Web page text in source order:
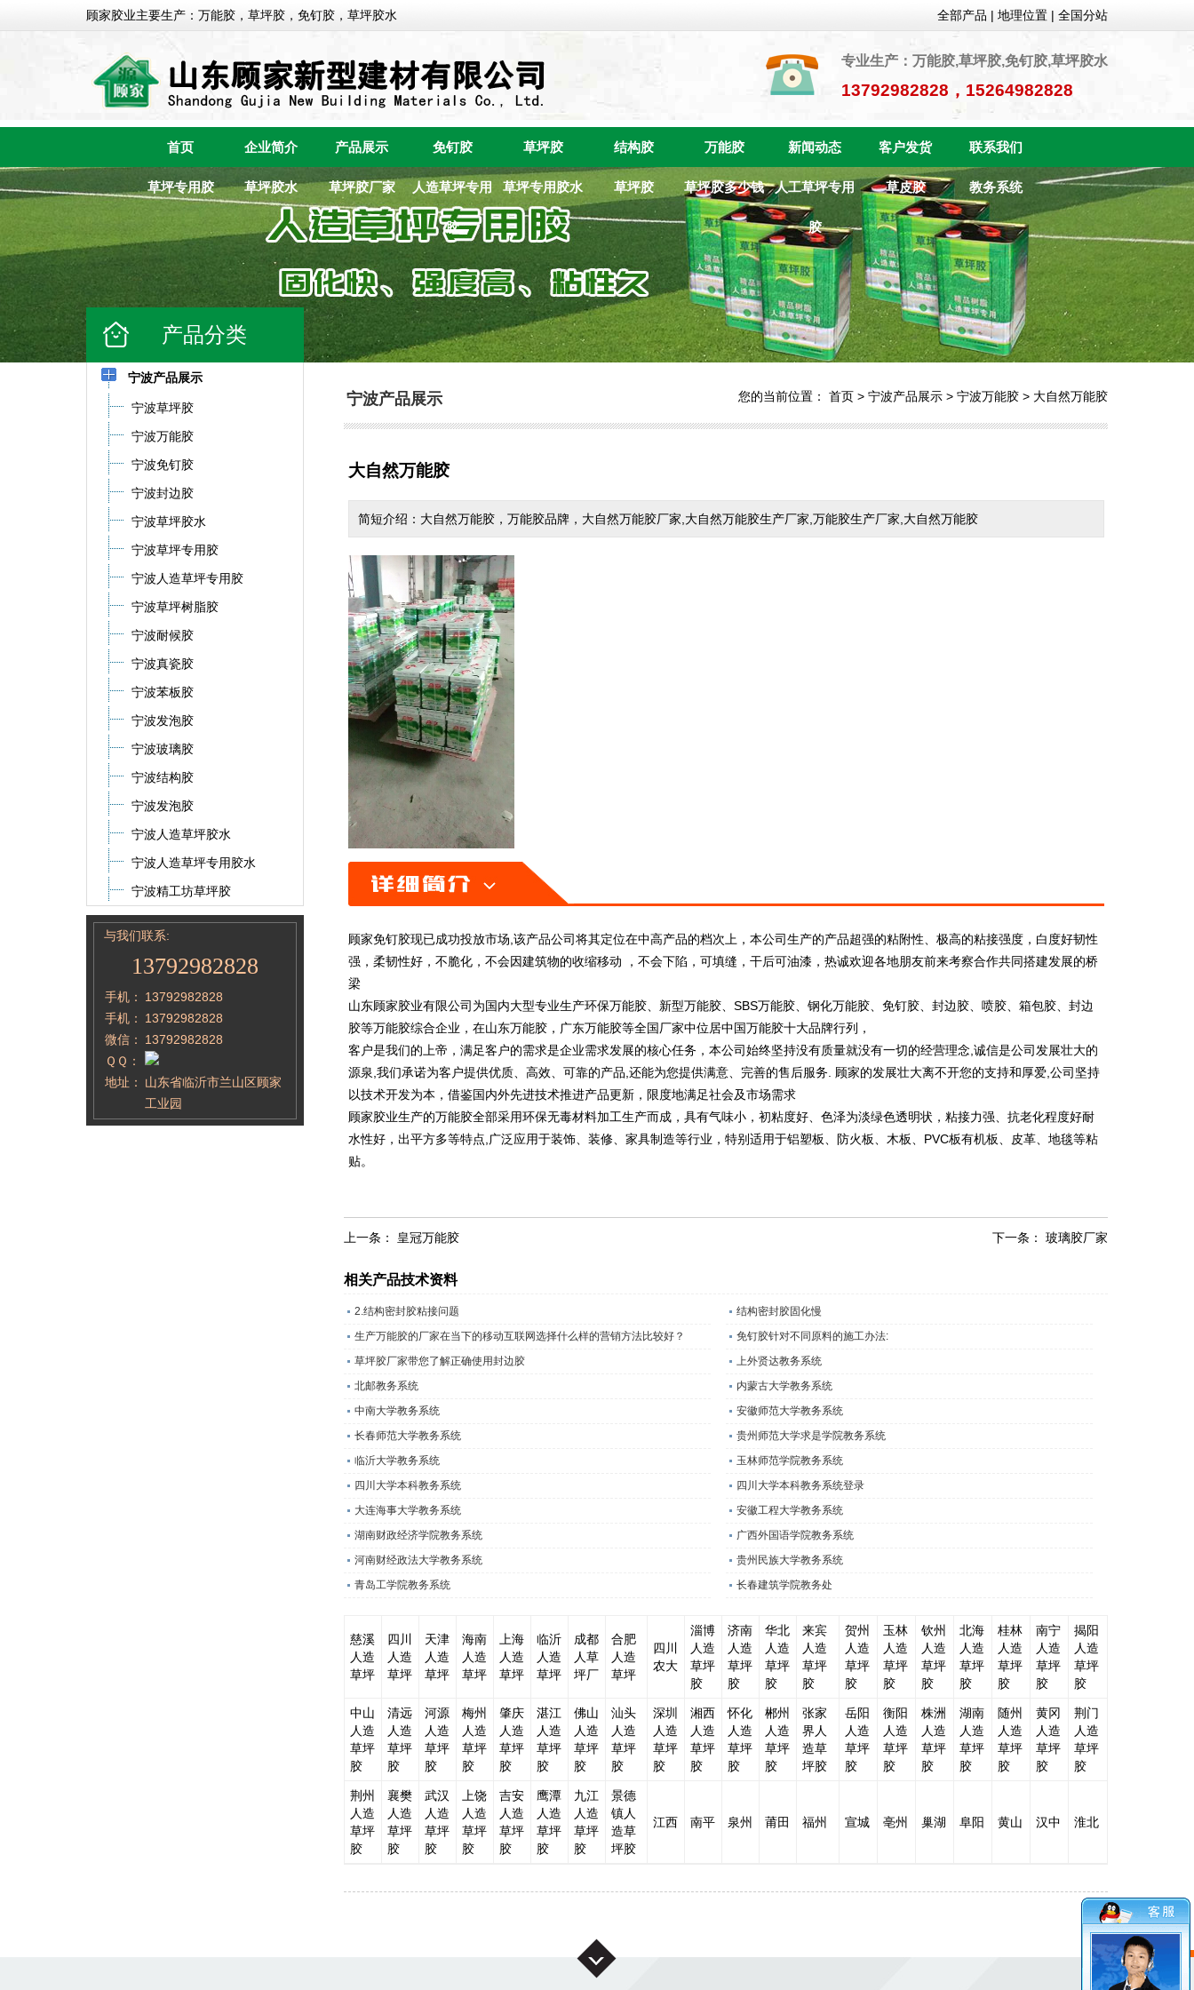
顾家胶业主要生产：万能胶，草坪胶，免钉胶，草坪胶水 全部产品 | 地理位置 | 全国分站
专业生产：万能胶,草坪胶,免钉胶,草坪胶水
13792982828，15264982828
首页 企业简介 产品展示 免钉胶 草坪胶 结构胶 万能胶 新闻动态 客户发货 联系我们
草坪专用胶 草坪胶水 草坪胶厂家 人造草坪专用
胶
草坪专用胶水 草坪胶 草坪胶多少钱 人工草坪专用
胶
草皮胶 教务系统
产品分类
宁波产品展示
宁波草坪胶
宁波万能胶
宁波免钉胶
宁波封边胶
宁波草坪胶水
宁波草坪专用胶
宁波人造草坪专用胶
宁波草坪树脂胶
宁波耐候胶
宁波真瓷胶
宁波苯板胶
宁波发泡胶
宁波玻璃胶
宁波结构胶
宁波发泡胶
宁波人造草坪胶水
宁波人造草坪专用胶水
宁波精工坊草坪胶
与我们联系:
13792982828
手机：
13792982828
手机：
13792982828
微信：
13792982828
ＱＱ：
地址：
山东省临沂市兰山区顾家
工业园
宁波产品展示 您的当前位置： 首页 > 宁波产品展示 > 宁波万能胶 > 大自然万能胶
大自然万能胶
简短介绍：大自然万能胶，万能胶品牌，大自然万能胶厂家,大自然万能胶生产厂家,万能胶生产厂家,大自然万能胶
顾家免钉胶现已成功投放市场,该产品公司将其定位在中高产品的档次上，本公司生产的产品超强的粘附性、极高的粘接强度，白度好韧性
强，柔韧性好，不脆化，不会因建筑物的收缩移动 ，不会下陷，可填缝，干后可油漆，热诚欢迎各地朋友前来考察合作共同搭建发展的桥
梁
山东顾家胶业有限公司为国内大型专业生产环保万能胶、新型万能胶、SBS万能胶、钢化万能胶、免钉胶、封边胶、喷胶、箱包胶、封边
胶等万能胶综合企业，在山东万能胶，广东万能胶等全国厂家中位居中国万能胶十大品牌行列，
客户是我们的上帝，满足客户的需求是企业需求发展的核心任务，本公司始终坚持没有质量就没有一切的经营理念,诚信是公司发展壮大的
源泉,我们承诺为客户提供优质、高效、可靠的产品,还能为您提供满意、完善的售后服务. 顾家的发展壮大离不开您的支持和厚爱,公司坚持
以技术开发为本，借鉴国内外先进技术推进产品更新，限度地满足社会及市场需求
顾家胶业生产的万能胶全部采用环保无毒材料加工生产而成，具有气味小，初粘度好、色泽为淡绿色透明状，粘接力强、抗老化程度好耐
水性好，出平方多等特点,广泛应用于装饰、装修、家具制造等行业，特别适用于铝塑板、防火板、木板、PVC板有机板、皮革、地毯等粘
贴。
下一条： 玻璃胶厂家
上一条： 皇冠万能胶
相关产品技术资料
2.结构密封胶粘接问题
结构密封胶固化慢
生产万能胶的厂家在当下的移动互联网选择什么样的营销方法比较好？
免钉胶针对不同原料的施工办法:
草坪胶厂家带您了解正确使用封边胶
上外贤达教务系统
北邮教务系统
内蒙古大学教务系统
中南大学教务系统
安徽师范大学教务系统
长春师范大学教务系统
贵州师范大学求是学院教务系统
临沂大学教务系统
玉林师范学院教务系统
四川大学本科教务系统
四川大学本科教务系统登录
大连海事大学教务系统
安徽工程大学教务系统
湖南财政经济学院教务系统
广西外国语学院教务系统
河南财经政法大学教务系统
贵州民族大学教务系统
青岛工学院教务系统
长春建筑学院教务处
慈溪
人造
草坪
四川
人造
草坪
天津
人造
草坪
海南
人造
草坪
上海
人造
草坪
临沂
人造
草坪
成都
人草
坪厂
合肥
人造
草坪
四川
农大
淄博
人造
草坪
胶
济南
人造
草坪
胶
华北
人造
草坪
胶
来宾
人造
草坪
胶
贺州
人造
草坪
胶
玉林
人造
草坪
胶
钦州
人造
草坪
胶
北海
人造
草坪
胶
桂林
人造
草坪
胶
南宁
人造
草坪
胶
揭阳
人造
草坪
胶
中山
人造
草坪
胶
清远
人造
草坪
胶
河源
人造
草坪
胶
梅州
人造
草坪
胶
肇庆
人造
草坪
胶
湛江
人造
草坪
胶
佛山
人造
草坪
胶
汕头
人造
草坪
胶
深圳
人造
草坪
胶
湘西
人造
草坪
胶
怀化
人造
草坪
胶
郴州
人造
草坪
胶
张家
界人
造草
坪胶
岳阳
人造
草坪
胶
衡阳
人造
草坪
胶
株洲
人造
草坪
胶
湖南
人造
草坪
胶
随州
人造
草坪
胶
黄冈
人造
草坪
胶
荆门
人造
草坪
胶
荆州
人造
草坪
胶
襄樊
人造
草坪
胶
武汉
人造
草坪
胶
上饶
人造
草坪
胶
吉安
人造
草坪
胶
鹰潭
人造
草坪
胶
九江
人造
草坪
胶
景德
镇人
造草
坪胶
江西 南平 泉州 莆田 福州 宣城 亳州 巢湖 阜阳 黄山 汉中 淮北